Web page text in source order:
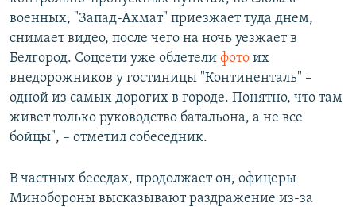
военных, "Запад-Ахмат" приезжает туда днем,
снимает видео, после чего на ночь уезжает в
Белгород. Соцсети уже облетели фото их
внедорожников у гостиницы "Континенталь" –
одной из самых дорогих в городе. Понятно, что там
живет только руководство батальона, а не все
бойцы", – отметил собеседник.
В частных беседах, продолжает он, офицеры
Минобороны высказывают раздражение из-за